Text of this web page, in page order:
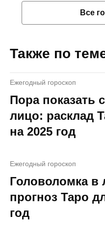
Все
Также по
Ежегодный гороскоп
Пора показать
лицо: расклад
на 2025 год
Ежегодный гороскоп
Головоломка в
прогноз Таро
год